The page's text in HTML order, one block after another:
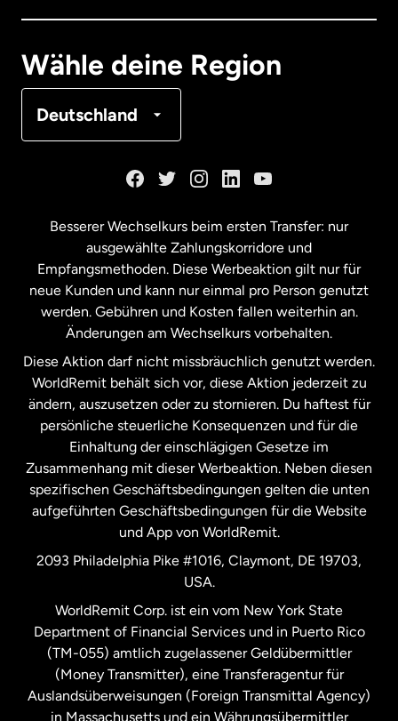
Wähle deine Region
Deutschland
Malaysia
Neuseeland
Niederlande
Schweden
Spanien
Vereinigte Staaten English
Vereinigte Staaten
Vereinigtes Königreich
Besserer Wechselkurs beim ersten Transfer: nur
ausgewählte Zahlungskorridore und
Empfangsmethoden. Diese Werbeaktion gilt nur für
neue Kunden und kann nur einmal pro Person genutzt
werden. Gebühren und Kosten fallen weiterhin an.
Änderungen am Wechselkurs vorbehalten.
Diese Aktion darf nicht missbräuchlich genutzt werden.
WorldRemit behält sich vor, diese Aktion jederzeit zu
ändern, auszusetzen oder zu stornieren. Du haftest für
persönliche steuerliche Konsequenzen und für die
Einhaltung der einschlägigen Gesetze im
Zusammenhang mit dieser Werbeaktion. Neben diesen
spezifischen Geschäftsbedingungen gelten die unten
aufgeführten Geschäftsbedingungen für die Website
und App von WorldRemit.
2093 Philadelphia Pike #1016, Claymont, DE 19703,
USA.
WorldRemit Corp. ist ein vom New York State
Department of Financial Services und in Puerto Rico
(TM-055) amtlich zugelassener Geldübermittler
(Money Transmitter), eine Transferagentur für
Auslandsüberweisungen (Foreign Transmittal Agency)
in Massachusetts und ein Währungsübermittler